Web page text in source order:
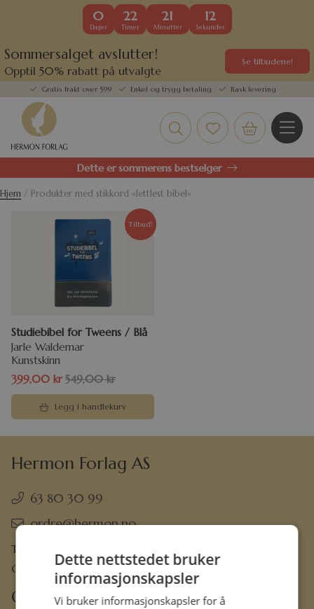
0
Dager
22
Timer
21
Minutter
12
Sekunder
Sommersalget avslutter!
Opptil 50% rabatt på utvalgte
kundefavoritter
Se tilbudene!
Gratis frakt over 599 Enkel og trygg betaling Rask levering
Dette er sommerens bestselger
Hjem / Produkter med stikkord «lettlest bibel»
Tilbud!
Studiebibel for Tweens / Blå
Jarle Waldemar
Kunstskinn
549,00kr
399,00 kr
Legg i handlekurv
Hermon Forlag AS
63 80 30 99
ordre@hermon.no
Trondheimsveien 50 C, 2007 Kjeller
Org.nr. 889 204 982
Om oss
Dette nettstedet bruker
informasjonskapsler
Vi bruker informasjonskapsler for å